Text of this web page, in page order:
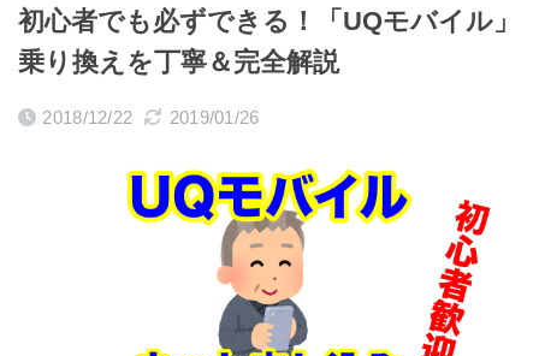
初心者でも必ずできる！「UQモバイル」
乗り換えを丁寧＆完全解説
2018/12/22 2019/01/26